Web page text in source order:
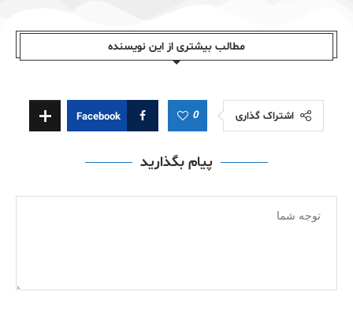
مطالب بیشتری از این نویسندە
اشتراک گذاری 0
Facebook
پیام بگذارید